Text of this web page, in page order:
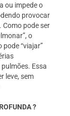
ou impede o
provocar
Como pode ser
o
“viajar”
Essa
leve, sem
?